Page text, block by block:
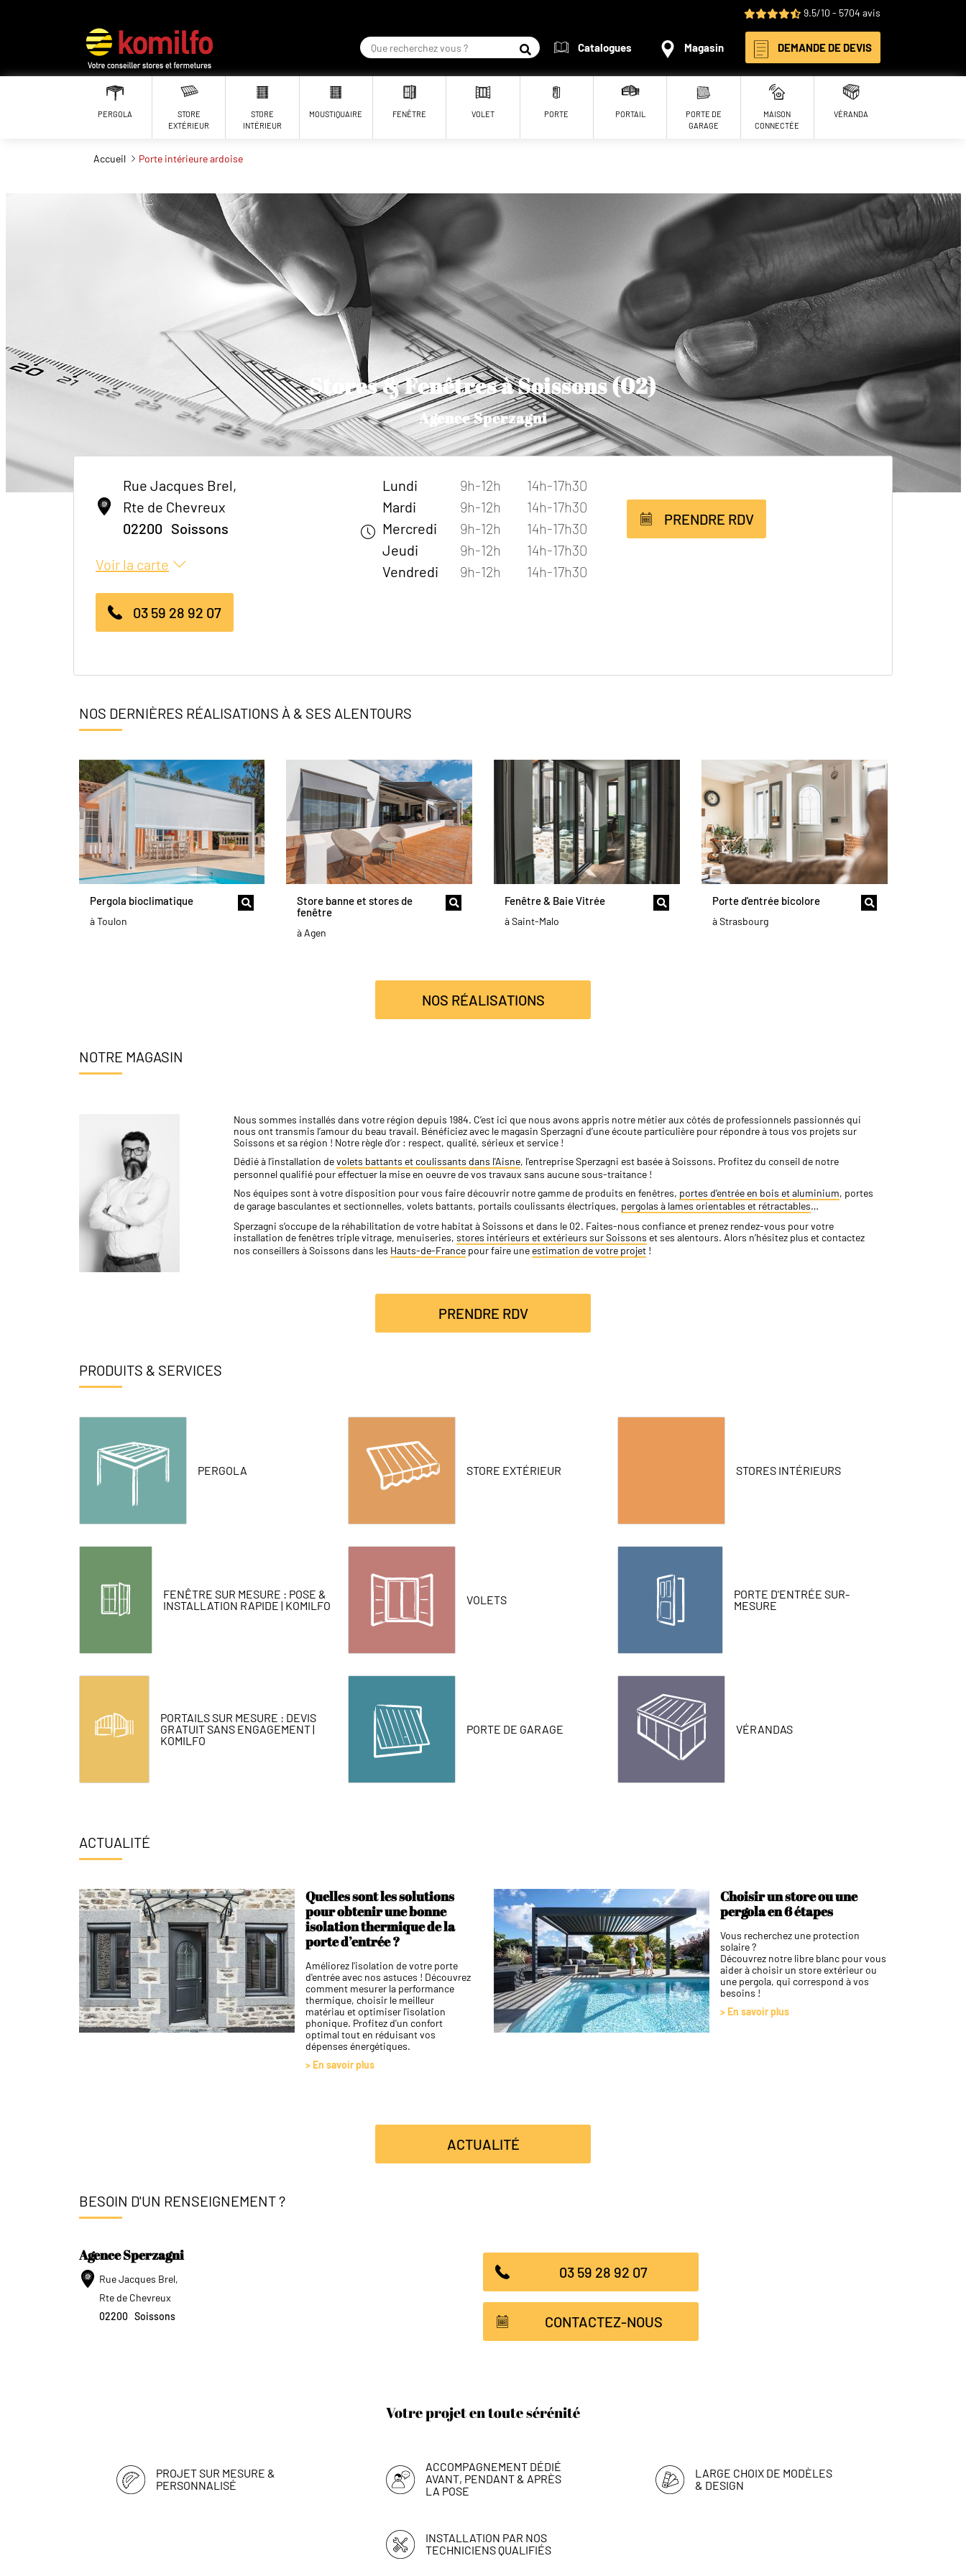
9.5/10 - 5704 avis
RECHERCHERCatalogues Magasin DEMANDE DE DEVIS
PERGOLA
STORE
EXTÉRIEUR
STORE
INTÉRIEUR
MOUSTIQUAIRE FENÊTRE VOLET PORTE PORTAIL
PORTE DE
GARAGE
MAISON
CONNECTÉE
VÉRANDA
Accueil Porte intérieure ardoise
Stores & Fenêtres à Soissons (02)
Agence Sperzagni
Rue Jacques Brel,
Rte de Chevreux
02200 Soissons
Voir la carte
03 59 28 92 07
Lundi 9h-12h
14h-17h30
Mardi
9h-12h
14h-17h30
Mercredi
9h-12h
14h-17h30
Jeudi
9h-12h
14h-17h30
Vendredi
9h-12h 14h-17h30
PRENDRE RDV
NOS DERNIÈRES RÉALISATIONS À & SES ALENTOURS
Pergola bioclimatique
à Toulon
Store banne et stores de
fenêtre
à Agen
Fenêtre & Baie Vitrée
à Saint-Malo
Porte d'entrée bicolore
à Strasbourg
NOS RÉALISATIONS
NOTRE MAGASIN
Nous sommes installés dans votre région depuis 1984. C’est ici que nous avons appris notre métier aux côtés de professionnels passionnés qui
nous ont transmis l’amour du beau travail. Bénéficiez avec le magasin Sperzagni d’une écoute particulière pour répondre à tous vos projets sur
Soissons et sa région ! Notre règle d’or : respect, qualité, sérieux et service !
Dédié à l’installation devolets battants et coulissants dans l'Aisne, l'entreprise Sperzagni est basée à Soissons. Profitez du conseil de notre
personnel qualifié pour effectuer la mise en oeuvre de vos travaux sans aucune sous-traitance !
Nos équipes sont à votre disposition pour vous faire découvrir notre gamme de produits en fenêtres, portes d’entrée en bois et aluminium, portes
de garage basculantes et sectionnelles, volets battants, portails coulissants électriques, pergolas à lames orientables et rétractables…
Sperzagni s’occupe de la réhabilitation de votre habitat à Soissons et dans le 02. Faites-nous confiance et prenez rendez-vous pour votre
installation de fenêtres triple vitrage, menuiseries, stores intérieurs et extérieurs sur Soissons et ses alentours. Alors n’hésitez plus et contactez
nos conseillers à Soissons dans les Hauts-de-Francepour faire une estimation de votre projet!
PRENDRE RDV
PRODUITS & SERVICES
PERGOLA STORE EXTÉRIEUR STORES INTÉRIEURS
FENÊTRE SUR MESURE : POSE &
INSTALLATION RAPIDE | KOMILFO
VOLETS
PORTE D'ENTRÉE SUR-
MESURE
PORTAILS SUR MESURE : DEVIS
GRATUIT SANS ENGAGEMENT |
KOMILFO
PORTE DE GARAGE VÉRANDAS
ACTUALITÉ
Quelles sont les solutions
pour obtenir une bonne
isolation thermique de la
porte d’entrée ?
Améliorez l'isolation de votre porte
d'entrée avec nos astuces ! Découvrez
comment mesurer la performance
thermique, choisir le meilleur
matériau et optimiser l'isolation
phonique. Profitez d'un confort
optimal tout en réduisant vos
dépenses énergétiques.
> En savoir plus
Choisir un store ou une
pergola en 6 étapes
Vous recherchez une protection
solaire ?
Découvrez notre libre blanc pour vous
aider à choisir un store extérieur ou
une pergola, qui correspond à vos
besoins !
> En savoir plus
ACTUALITÉ
BESOIN D'UN RENSEIGNEMENT ?
Agence Sperzagni
Rue Jacques Brel,
Rte de Chevreux
02200 Soissons
03 59 28 92 07
CONTACTEZ-NOUS
Votre projet en toute sérénité
PROJET SUR MESURE &
PERSONNALISÉ
ACCOMPAGNEMENT DÉDIÉ
AVANT, PENDANT & APRÈS
LA POSE
LARGE CHOIX DE MODÈLES
& DESIGN
INSTALLATION PAR NOS
TECHNICIENS QUALIFIÉS